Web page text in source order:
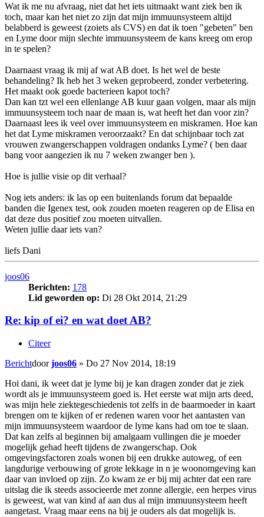
Wat ik me nu afvraag, niet dat het iets uitmaakt want ziek ben ik
toch, maar kan het niet zo zijn dat mijn immuunsysteem altijd
belabberd is geweest (zoiets als CVS) en dat ik toen "gebeten" ben
en Lyme door mijn slechte immuunsysteem de kans kreeg om erop
in te spelen?
Daarnaast vraag ik mij af wat AB doet. Is het wel de beste
behandeling? Ik heb het 3 weken geprobeerd, zonder verbetering.
Het maakt ook goede bacterieen kapot toch?
Dan kan tzt wel een ellenlange AB kuur gaan volgen, maar als mijn
immuunsysteem toch naar de maan is, wat heeft het dan voor zin?
Daarnaast lees ik veel over immuunsysteem en miskramen. Hoe kan
het dat Lyme miskramen veroorzaakt? En dat schijnbaar toch zat
vrouwen zwangerschappen voldragen ondanks Lyme? ( ben daar
bang voor aangezien ik nu 7 weken zwanger ben ).
Hoe is jullie visie op dit verhaal?
Nog iets anders: ik las op een buitenlands forum dat bepaalde
banden die Igenex test, ook zouden moeten reageren op de Elisa en
dat deze dus positief zou moeten uitvallen.
Weten jullie daar iets van?
liefs Dani
joos06
Berichten: 178
Lid geworden op: Di 28 Okt 2014, 21:29
Re: kip of ei? en wat doet AB?
Citeer
Berichtdoorjoos06 » Do 27 Nov 2014, 18:19
Hoi dani, ik weet dat je lyme bij je kan dragen zonder dat je ziek
wordt als je immuunsysteem goed is. Het eerste wat mijn arts deed,
was mijn hele ziektegeschiedenis tot zelfs in de baarmoeder in kaart
brengen om te kijken of er redenen waren voor het aantasten van
mijn immuunsysteem waardoor de lyme kans had om toe te slaan.
Dat kan zelfs al beginnen bij amalgaam vullingen die je moeder
mogelijk gehad heeft tijdens de zwangerschap. Ook
omgevingsfactoren zoals wonen bij een drukke autoweg, of een
langdurige verbouwing of grote lekkage in n je woonomgeving kan
daar van invloed op zijn. Zo kwam ze er bij mij achter dat een rare
uitslag die ik steeds associeerde met zonne allergie, een herpes virus
is geweest, wat van kind af aan dus al mijn immuunsysteem heeft
aangetast. Vraag maar eens na bij je ouders als dat mogelijk is.